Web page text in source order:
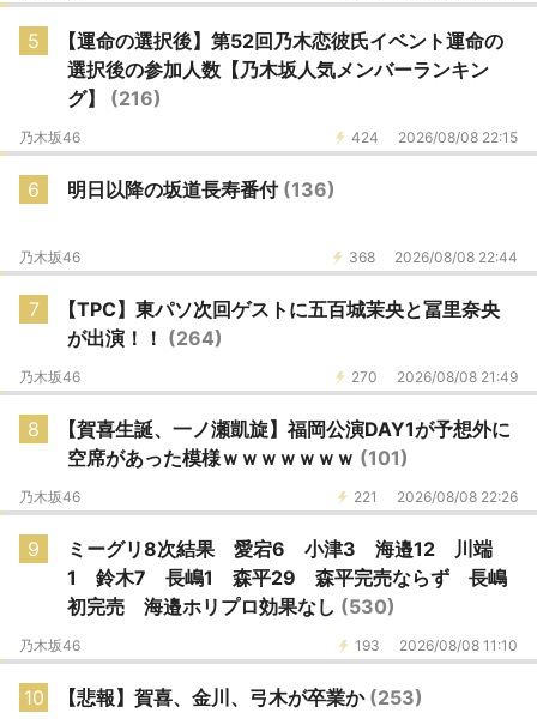
5
【運命の選択後】第52回乃木恋彼氏イベント運命の
選択後の参加人数【乃木坂人気メンバーランキン
グ】 (216)
424 2026/08/08 22:15
乃木坂46
6 明日以降の坂道長寿番付 (136)
368 2026/08/08 22:44
乃木坂46
7
【TPC】東パソ次回ゲストに五百城茉央と冨里奈央
が出演！！ (264)
270 2026/08/08 21:49
乃木坂46
8
【賀喜生誕、一ノ瀬凱旋】福岡公演DAY1が予想外に
空席があった模様ｗｗｗｗｗｗｗ (101)
221 2026/08/08 22:26
乃木坂46
9
ミーグリ8次結果 愛宕6 小津3 海邉12 川端
1 鈴木7 長嶋1 森平29 森平完売ならず 長嶋
初完売 海邉ホリプロ効果なし (530)
193 2026/08/08 11:10
乃木坂46
10 【悲報】賀喜、金川、弓木が卒業か (253)